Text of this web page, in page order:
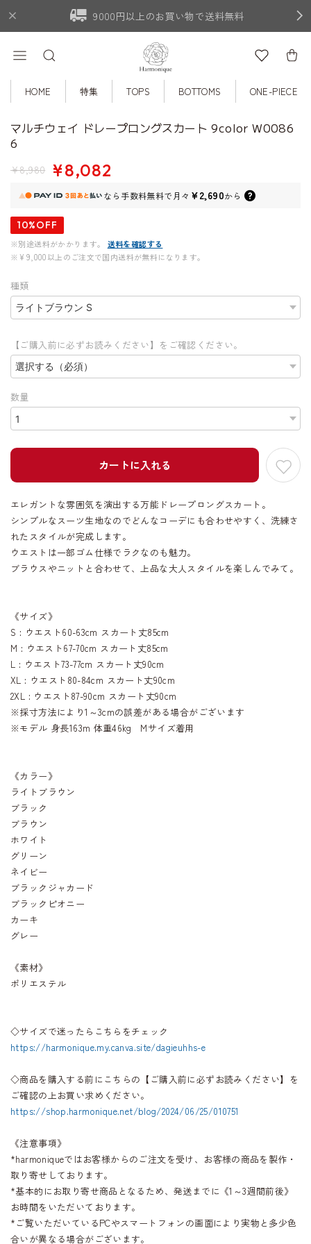
9000円以上のお買い物で送料無料
HOME 特集 TOPS BOTTOMS ONE-PIECE
マルチウェイ ドレープロングスカート 9color W0086
6
¥8,980 ¥8,082
なら 手数料無料で月々 ¥2,690から
10%OFF
※別途送料がかかります。
送料を確認する
※¥9,000以上のご注文で国内送料が無料になります。
種類
【ご購入前に必ずお読みください】をご確認ください。
数量
カートに入れる
エレガントな雰囲気を演出する万能ドレープロングスカート。
シンプルなスーツ生地なのでどんなコーデにも合わせやすく、洗練さ
れたスタイルが完成します。
ウエストは一部ゴム仕様でラクなのも魅力。
ブラウスやニットと合わせて、上品な大人スタイルを楽しんでみて。
《サイズ》
S : ウエスト60-63cm スカート丈85cm
M : ウエスト67-70cm スカート丈85cm
L : ウエスト73-77cm スカート丈90cm
XL : ウエスト80-84cm スカート丈90cm
2XL : ウエスト87-90cm スカート丈90cm
※採寸方法により1～3cmの誤差がある場合がございます
※モデル 身長163m 体重46kg Mサイズ着用
《カラー》
ライトブラウン
ブラック
ブラウン
ホワイト
グリーン
ネイビー
ブラックジャカード
ブラックピオニー
カーキ
グレー
《素材》
ポリエステル
◇サイズで迷ったらこちらをチェック
https://harmonique.my.canva.site/dagieuhhs-e
◇商品を購入する前にこちらの【ご購入前に必ずお読みください】を
ご確認の上お買い求めください。
https://shop.harmonique.net/blog/2024/06/25/010751
《注意事項》
*harmoniqueではお客様からのご注文を受け、お客様の商品を製作・
取り寄せしております。
*基本的にお取り寄せ商品となるため、発送までに《1～3週間前後》
お時間をいただいております。
*ご覧いただいているPCやスマートフォンの画面により実物と多少色
合いが異なる場合がございます。